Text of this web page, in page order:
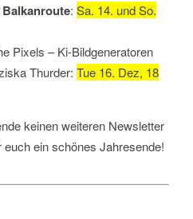
: Sa. 14. und So.
Pixels – Ki-Bildgeneratoren
Thurder: Tue 16. Dez, 18
keinen weiteren Newsletter
ein schönes Jahresende!